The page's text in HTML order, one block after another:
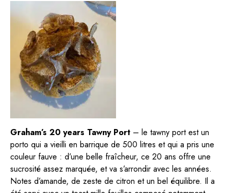
Graham’s 20 years Tawny Port – le tawny port est un
porto qui a vieilli en barrique de 500 litres et qui a pris une
couleur fauve : d’une belle fraîcheur, ce 20 ans offre une
sucrosité assez marquée, et va s’arrondir avec les années.
Notes d’amande, de zeste de citron et un bel équilibre. Il a